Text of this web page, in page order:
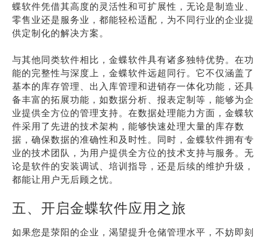
蝶软件凭借其高度的灵活性和可扩展性，无论是制造业、
零售业还是服务业，都能轻松适配，为不同行业的企业提
供定制化的解决方案。
与其他同类软件相比，金蝶软件具有诸多独特优势。在功
能的完整性与深度上，金蝶软件远超同行。它不仅涵盖了
基本的库存管理、出入库管理和进销存一体化功能，还具
备丰富的拓展功能，如数据分析、报表定制等，能够为企
业提供全方位的管理支持。在数据处理能力方面，金蝶软
件采用了先进的技术架构，能够快速处理大量的库存数
据，确保数据的准确性和及时性。同时，金蝶软件拥有专
业的技术团队，为用户提供全方位的技术支持与服务。无
论是软件的安装调试、培训指导，还是后续的维护升级，
都能让用户无后顾之忧。
五、开启金蝶软件应用之旅
如果您是荥阳的企业，渴望提升仓储管理水平，不妨即刻